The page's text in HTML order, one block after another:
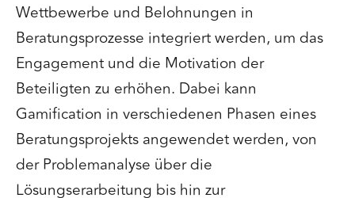
Wettbewerbe und Belohnungen in
Beratungsprozesse integriert werden, um das
Engagement und die Motivation der
Beteiligten zu erhöhen. Dabei kann
Gamification in verschiedenen Phasen eines
Beratungsprojekts angewendet werden, von
der Problemanalyse über die
Lösungserarbeitung bis hin zur